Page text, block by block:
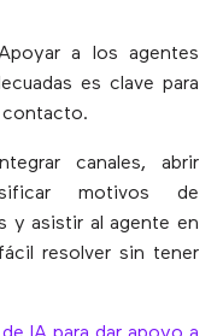
a los agentes
es clave para
contacto.
canales, abrir
motivos de
y asistir al agente en
resolver sin tener